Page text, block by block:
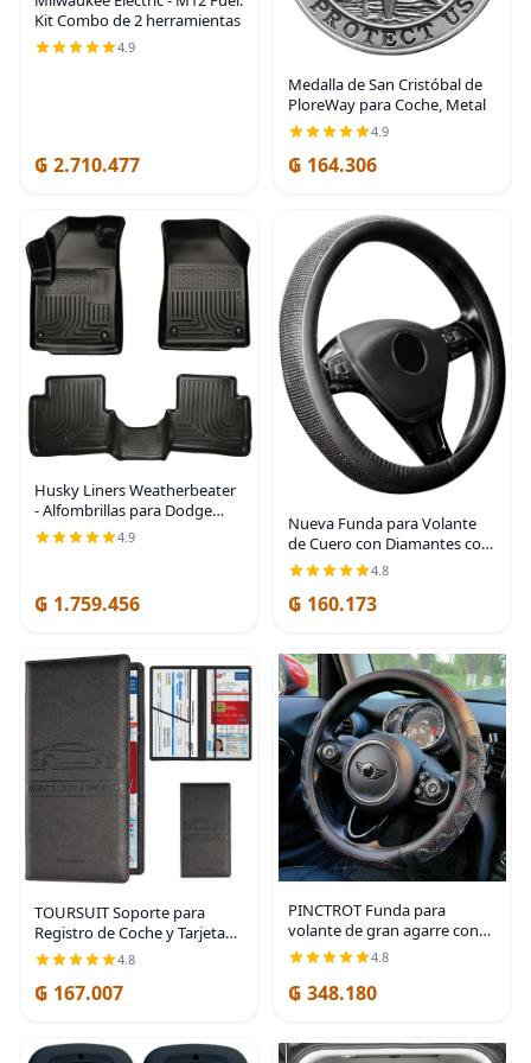
Kit Combo de 2 herramientas
4.9
₲ 2.710.477
Medalla de San Cristóbal de
PloreWay para Coche, Metal
4.9
₲ 164.306
Husky Liners Weatherbeater
- Alfombrillas para Dodge
Dart 2013-2016, delantera y
segunda fila, 3 piezas, color
4.9
₲ 1.759.456
Nueva Funda para Volante
de Cuero con Diamantes con
Cristales de Strass Brillantes,
Ajuste Universal de 15
Pulgadas, Protector de
4.8
₲ 160.173
TOURSUIT Soporte para
Registro de Coche y Tarjeta
de Seguro, Organizador de
Compartimento para
Documentos de Licencia en
4.8
₲ 167.007
PINCTROT Funda para
volante de gran agarre con
diseño antideslizante de
panal 3D, universal de 14.5-15
pulgadas (rojo vino)
4.8
₲ 348.180